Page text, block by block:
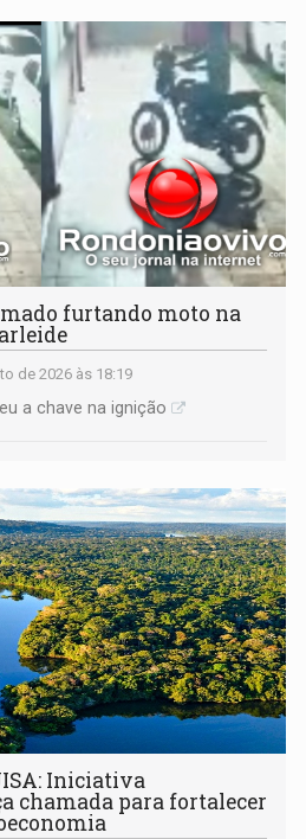
furtando moto na
de 2026 às 18:19
a chave na ignição
Iniciativa
chamada para fortalecer